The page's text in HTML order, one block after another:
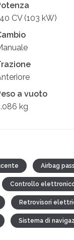
CV (103 kW)
a vuoto
kg
Airbag
Controllo
Retrovisori
Sistema di